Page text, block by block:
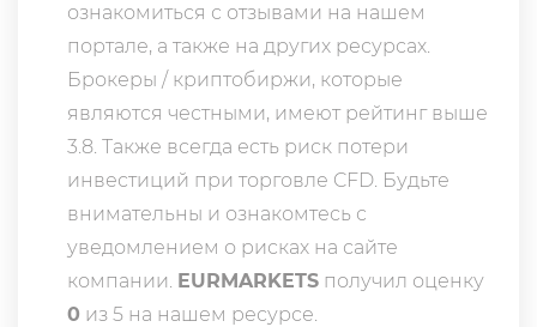
ознакомиться с отзывами на нашем
портале, а также на других ресурсах.
Брокеры / криптобиржи, которые
являются честными, имеют рейтинг выше
3.8. Также всегда еcть риск потери
инвестиций при торговле CFD. Будьте
внимательны и ознакомтесь с
уведомлением о рисках на сайте
компании. EURMARKETS получил оценку
0 из 5 на нашем ресурсе.